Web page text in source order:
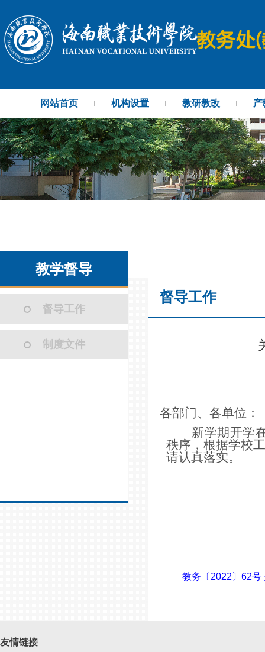
网站首页 机构设置 教研教改 产
教学督导
督导工作
制度文件
督导工作
各部门、各单位：
新学期开学
秩序，根据学校
请认真落实。
教务〔2022〕62号
友情链接